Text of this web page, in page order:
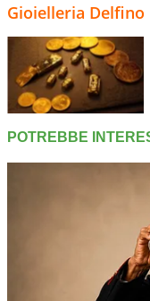
Gioielleria Delfino